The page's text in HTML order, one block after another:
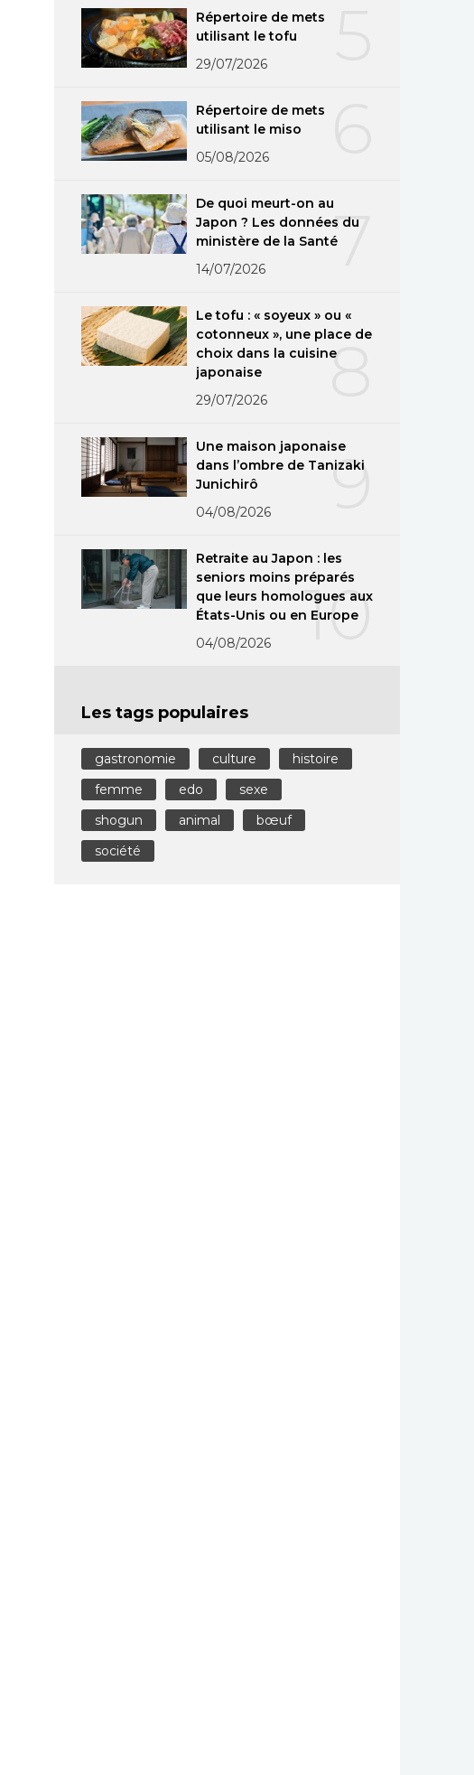
Répertoire de mets
utilisant le tofu
29/07/2026
Répertoire de mets
utilisant le miso
05/08/2026
7
De quoi meurt-on au
Japon ? Les données du
ministère de la Santé
14/07/2026
8
Le tofu : « soyeux » ou «
cotonneux », une place de
choix dans la cuisine
japonaise
29/07/2026
9
Une maison japonaise
dans l’ombre de Tanizaki
Junichirô
04/08/2026
10
Retraite au Japon : les
seniors moins préparés
que leurs homologues aux
États-Unis ou en Europe
04/08/2026
Les tags populaires
gastronomie culture
histoire
femme
edo
sexe
shogun
animal
bœuf
société